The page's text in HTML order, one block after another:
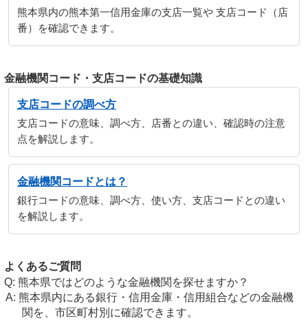
熊本県内の熊本第一信用金庫の支店一覧や 支店コード（店
番）を確認できます。
金融機関コード・支店コードの基礎知識
支店コードの調べ方
支店コードの意味、調べ方、店番との違い、確認時の注意
点を解説します。
金融機関コードとは？
銀行コードの意味、調べ方、使い方、支店コードとの違い
を解説します。
よくあるご質問
熊本県ではどのような金融機関を探せますか？
熊本県内にある銀行・信用金庫・信用組合などの金融機
関を、市区町村別に確認できます。